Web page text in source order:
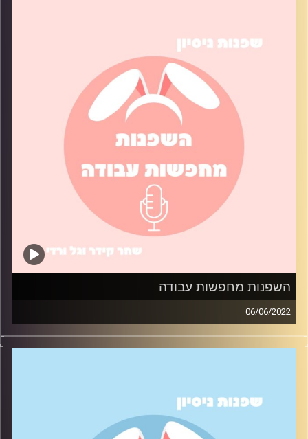
קרדיט תמונות:שחר קידר וגל ורדי
השפנות מחפשות עבודה
06/06/2022
איך הצלחנו למצוא עבודה בתור סטודנטיות? בואו תשמעו על
התהליך שעברנו בחיפוש העבודה, ואיך גם תוכלו להגדיל את
קרדיט תמונות:שחר קידר וגל ורדי